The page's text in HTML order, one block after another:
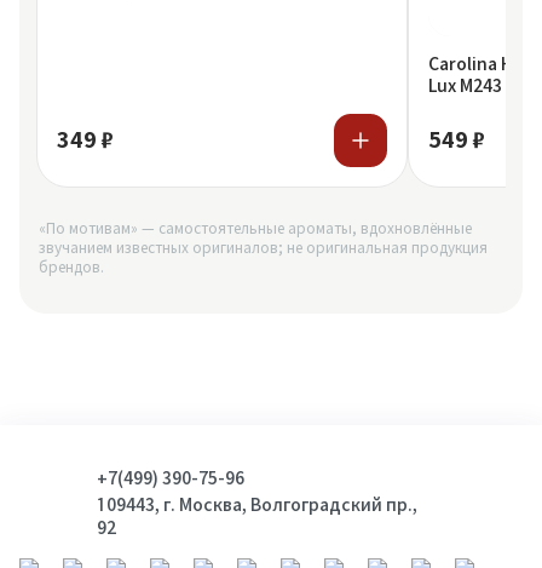
349 ₽
Carolina
Lux M243
549 ₽
«По мотивам» — самостоятельные ароматы, вдохновлённые
звучанием известных оригиналов; не оригинальная продукция
брендов.
+7(499) 390-75-96
109443, г. Москва, Волгоградский пр.,
92